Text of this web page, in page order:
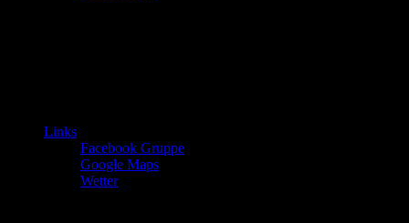
Links
Facebook Gruppe
Google Maps
Wetter